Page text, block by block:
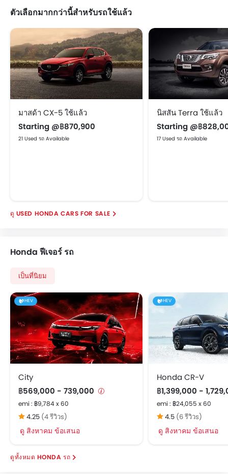
กระจกไฟฟ้าประตูหลัง
ไฟตัดหมอกหน้า
เบาะนั่งผู้โดยสารด้านหลังสามารถพับได้
ที่วางแก้วน้ำด้านหลัง
ไฟส่องสว่างภายในห้องโดยสาร
ไฟส่องสว่างห้องสัมภาระท้าย
ระบบปัดน้ำฝนด้านหลัง
ราวหลังคา
ระบบล็อคประตูรถ
ที่พักแขนคอนโซลกลาง
ตัวเลือกมากกว่านี้สำหรับรถใช้แล้ว
มาสด้า CX-5 ใช้แล้ว
Starting @฿870,900
21 Used รถ Available
นิสสัน Terra ใช้แล้ว
Starting @฿
17 Used รถ Available
USED HONDA CARS FOR SALE
Honda ฟีเจอร์ รถ
เป็นที่นิยม
HEV
City
฿569,000 - 739,000
emi : ฿9,784 x 60
4.25 (4 รีวิวs)
ดู สิงหาคม ข้อเสนอ
HEV
Honda CR-V
฿1,399,000 -
emi : ฿24,055 x 60
4.5 (6 รีวิวs)
ดู สิงหาคม ข้อเสนอ
HONDA รถ